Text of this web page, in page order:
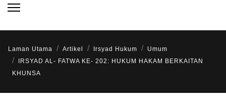
Laman Utama Artikel Irsyad Hukum
Umum
IRSYAD AL- FATWA KE- 202: HUKUM HAKAM BERKAITAN
KHUNSA